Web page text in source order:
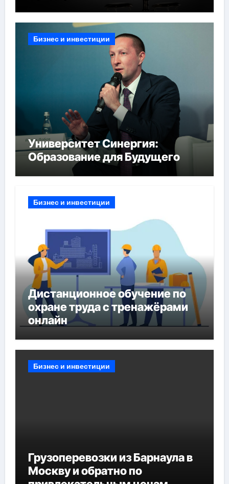
Бизнес и инвестиции
Университет Синергия:
Образование для Будущего
Бизнес и инвестиции
Дистанционное обучение по
охране труда с тренажёрами
онлайн
Бизнес и инвестиции
Грузоперевозки из Барнаула в
Москву и обратно по